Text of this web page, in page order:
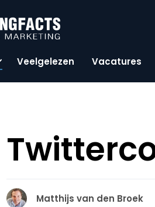
Veelgelezen Vacatures
Matthijs van den Broek